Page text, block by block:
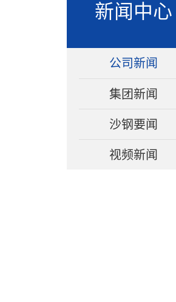
新闻中心
公司新闻
集团新闻
沙钢要闻
视频新闻